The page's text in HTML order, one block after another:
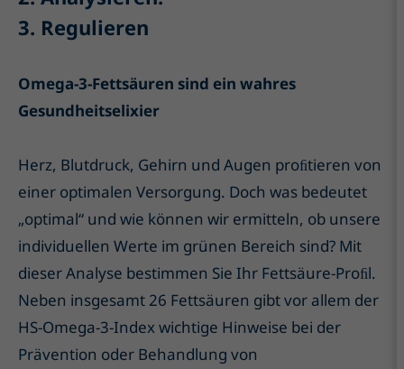
3. Regulieren
Omega-3-Fettsäuren sind ein wahres
Gesundheitselixier
Herz, Blutdruck, Gehirn und Augen proﬁtieren von
einer optimalen Versorgung. Doch was bedeutet
„optimal“ und wie können wir ermitteln, ob unsere
individuellen Werte im grünen Bereich sind? Mit
dieser Analyse bestimmen Sie Ihr Fettsäure-Proﬁl.
Neben insgesamt 26 Fettsäuren gibt vor allem der
HS-Omega-3-Index wichtige Hinweise bei der
Prävention oder Behandlung von